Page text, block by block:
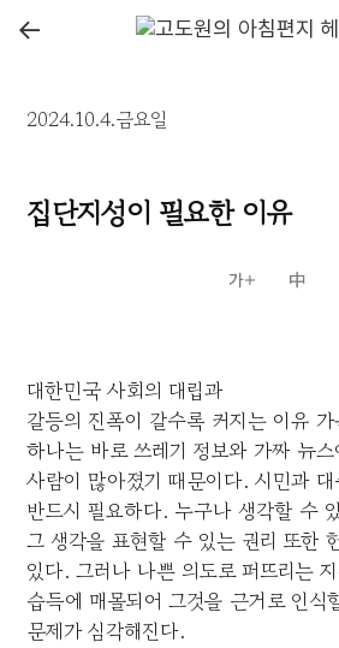
←
2024.10.4.금요일
집단지성이 필요한 이유
대한민국 사회의 대립과
갈등의 진폭이 갈수록 커지는 이유 가
하나는 바로 쓰레기 정보와 가짜 뉴
사람이 많아졌기 때문이다. 시민과
반드시 필요하다. 누구나 생각할 수
그 생각을 표현할 수 있는 권리 또한
있다. 그러나 나쁜 의도로 퍼뜨리는
습득에 매몰되어 그것을 근거로 인식
문제가 심각해진다.